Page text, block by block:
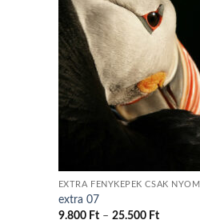
EXTRA FÉNYKÉPEK CSAK
extra 07
9.800 Ft – 25.500 Ft